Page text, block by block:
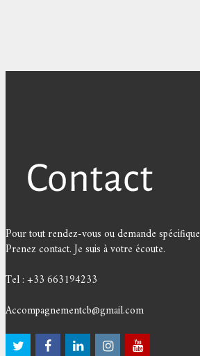
Pour tout rendez-vous ou demande spécifique
Prenez contact. Je suis à votre écoute.
Tel : +33 663194233
Accompagnementcb@gmail.com